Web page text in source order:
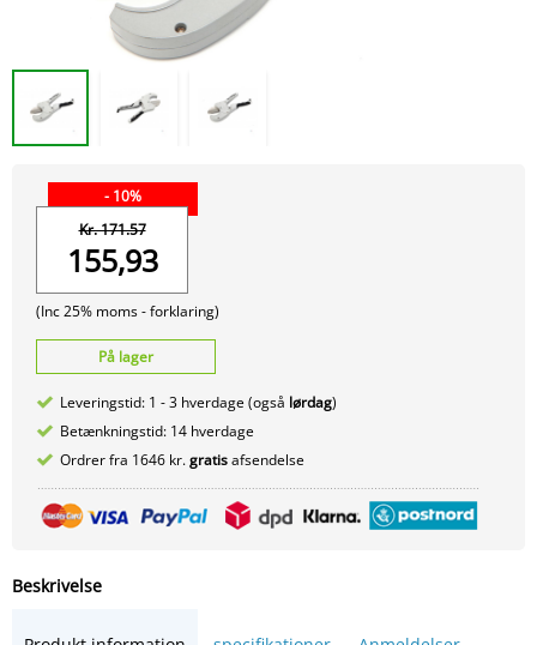
- 10%
Kr. 171.57
155,93
(Inc 25% moms -forklaring)
På lager
Leveringstid: 1 - 3 hverdage (også lørdag)
Betænkningstid: 14 hverdage
Ordrer fra 1646 kr.gratisafsendelse
Beskrivelse